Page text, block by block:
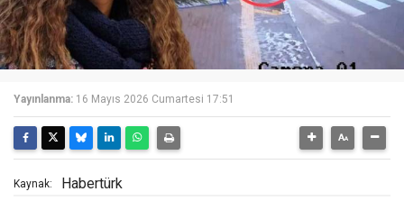
Yayınlanma: 16 Mayıs 2026 Cumartesi 17:51
Kaynak: Habertürk